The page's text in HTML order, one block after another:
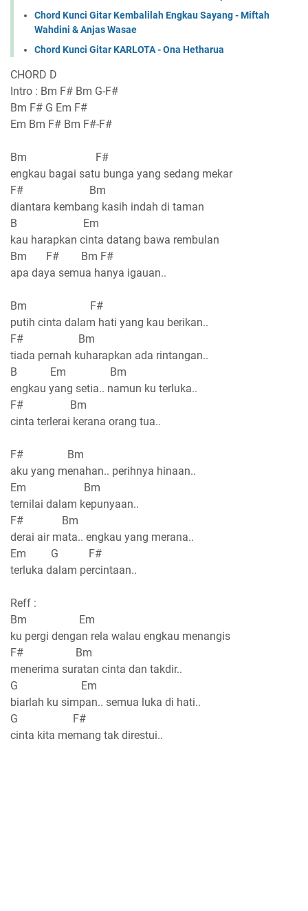
Chord Kunci Gitar Kembalilah Engkau Sayang - Miftah
Wahdini & Anjas Wasae
Chord Kunci Gitar KARLOTA - Ona Hetharua
CHORD D
Intro : Bm F# Bm G-F#
Bm F# G Em F#
Em Bm F# Bm F#-F#
Bm F#
engkau bagai satu bunga yang sedang mekar
F# Bm
diantara kembang kasih indah di taman
B Em
kau harapkan cinta datang bawa rembulan
Bm F# Bm F#
apa daya semua hanya igauan..
Bm F#
putih cinta dalam hati yang kau berikan..
F# Bm
tiada pernah kuharapkan ada rintangan..
B Em Bm
engkau yang setia.. namun ku terluka..
F# Bm
cinta terlerai kerana orang tua..
F# Bm
aku yang menahan.. perihnya hinaan..
Em Bm
ternilai dalam kepunyaan..
F# Bm
derai air mata.. engkau yang merana..
Em G F#
terluka dalam percintaan..
Reff :
Bm Em
ku pergi dengan rela walau engkau menangis
F# Bm
menerima suratan cinta dan takdir..
G Em
biarlah ku simpan.. semua luka di hati..
G F#
cinta kita memang tak direstui..